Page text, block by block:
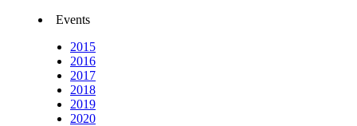
Events
2015
2016
2017
2018
2019
2020